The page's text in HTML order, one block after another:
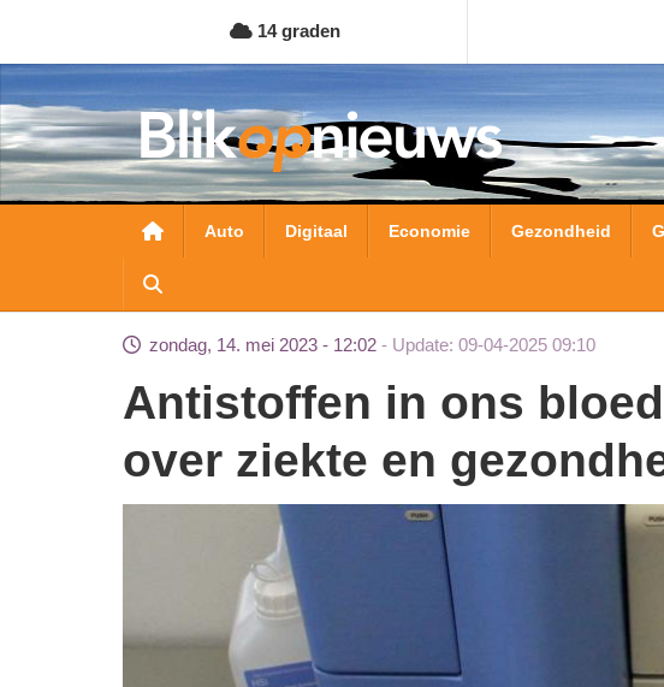
naar
de
inhoud
gaan
14 graden
Hoofdnavigatie
Auto Digitaal Economie Gezondheid
zondag, 14. mei 2023 - 12:02 Update: 09-04-2025 09:10
Antistoffen in ons bloed geven informatie
over ziekte en